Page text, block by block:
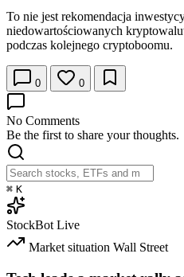
To nie jest rekomendacja
niedowartościowanych
podczas kolejnego cryptoboomu.
0 0
No Comments
Be the first to share your thoughts.
⌘ K
StockBot Live
Market situation Wall Street